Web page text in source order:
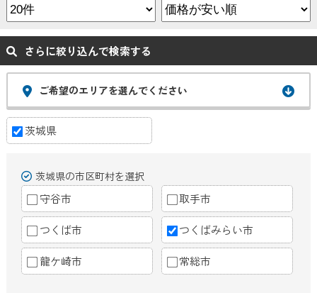
さらに絞り込んで検索する
ご希望のエリアを選んでください
茨城県
茨城県の市区町村を選択
守谷市 取手市
つくば市 つくばみらい市
龍ケ崎市 常総市